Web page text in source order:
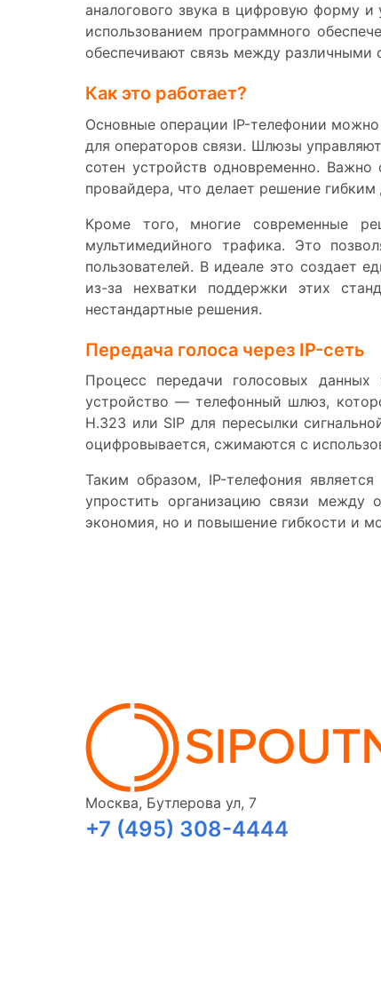
аналогового звука в цифровую форму и
использованием программного
обеспечивают связь между различными
Как это работает?
Основные операции IP-телефонии
для операторов связи. Шлюзы
сотен устройств одновременно.
провайдера, что делает решение
Кроме того, многие современные
мультимедийного трафика. Это
пользователей. В идеале это создает
из-за нехватки поддержки этих
нестандартные решения.
Передача голоса через IP-сеть
Процесс передачи голосовых
устройство — телефонный шлюз,
H.323 или SIP для пересылки
оцифровывается, сжимаются с
Таким образом, IP-телефония
упростить организацию связи
экономия, но и повышение гибкости и
Москва, Бутлерова ул, 7
+7 (495) 308-4444